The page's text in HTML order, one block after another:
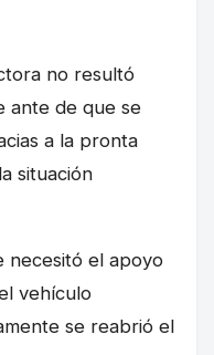
no resultó
ante de que se
a la pronta
situación
necesitó el apoyo
vehículo
se reabrió el